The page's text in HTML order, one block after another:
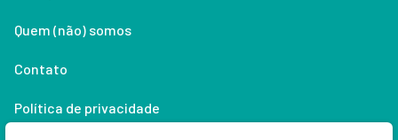
Quem (não) somos
Contato
Política de privacidade